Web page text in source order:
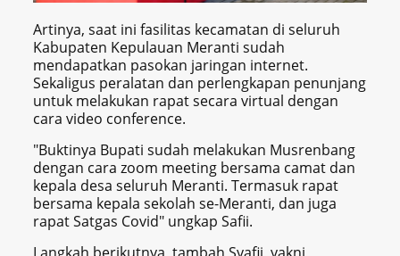
Artinya, saat ini fasilitas kecamatan di seluruh
Kabupaten Kepulauan Meranti sudah
mendapatkan pasokan jaringan internet.
Sekaligus peralatan dan perlengkapan penunjang
untuk melakukan rapat secara virtual dengan
cara video conference.
"Buktinya Bupati sudah melakukan Musrenbang
dengan cara zoom meeting bersama camat dan
kepala desa seluruh Meranti. Termasuk rapat
bersama kepala sekolah se-Meranti, dan juga
rapat Satgas Covid" ungkap Safii.